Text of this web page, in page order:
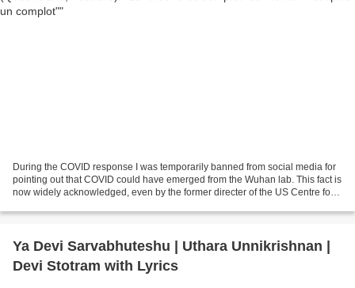
During the COVID response I was temporarily banned from social media for
pointing out that COVID could have emerged from the Wuhan lab. This fact is
now widely acknowledged, even by the former directer of the US Centre for
Ya Devi Sarvabhuteshu | Uthara Unnikrishnan |
Devi Stotram with Lyrics